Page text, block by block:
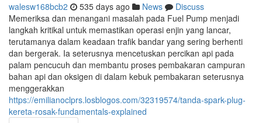
walesw168bcb2 535 days ago News
Discuss
Memeriksa dan menangani masalah pada Fuel Pump menjadi
langkah kritikal untuk memastikan operasi enjin yang lancar,
terutamanya dalam keadaan trafik bandar yang sering berhenti
dan bergerak. Ia seterusnya mencetuskan percikan api pada
palam pencucuh dan membantu proses pembakaran campuran
bahan api dan oksigen di dalam kebuk pembakaran seterusnya
menggerakkan
https://emilianoclprs.losblogos.com/32319574/tanda-spark-plug-
kereta-rosak-fundamentals-explained